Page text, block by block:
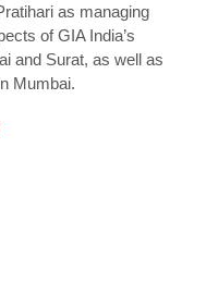
as managing
of GIA India’s
and Surat, as well as
Mumbai.